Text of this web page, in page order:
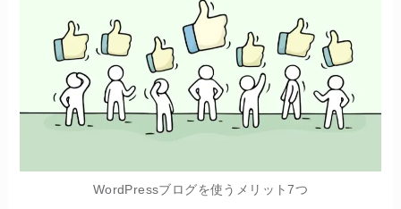
WordPressブログを使うメリット7つ